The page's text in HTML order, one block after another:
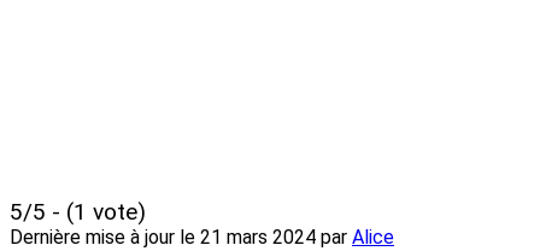
5/5 - (1 vote)
Dernière mise à jour le 21 mars 2024 par Alice